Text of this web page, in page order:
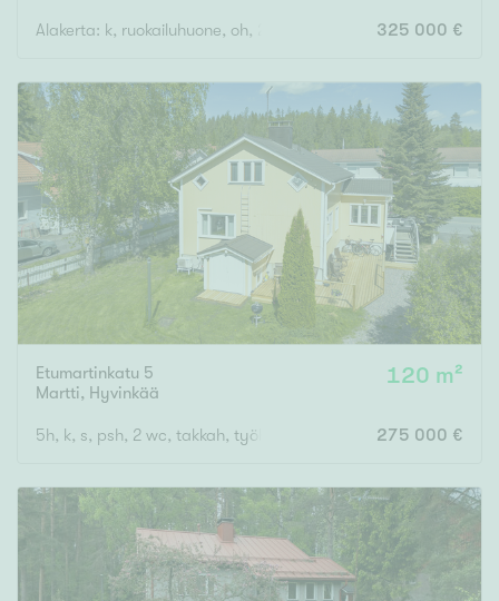
Alakerta: k, ruokailuhuone, oh, 2-3mh, khh, s, psh, 2wc, 2
325 000 €
Etumartinkatu 5
Martti, Hyvinkää
120 m²
5h, k, s, psh, 2 wc, takkah, työh. 275 000 €